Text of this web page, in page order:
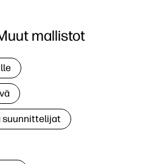
mallistot
suunnittelijat